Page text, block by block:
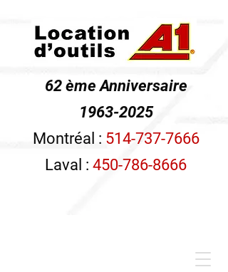
62 ème Anniversaire
1963-2025
Montréal : 514-737-7666
Laval : 450-786-8666